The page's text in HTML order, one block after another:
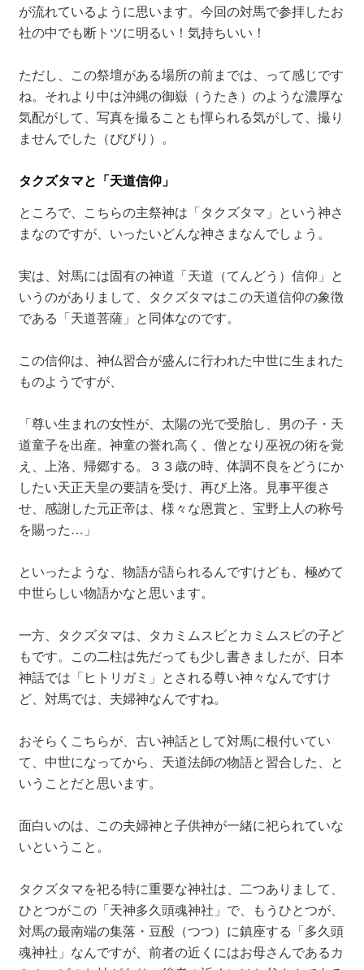
が流れているように思います。今回の対馬で参拝したお
社の中でも断トツに明るい！気持ちいい！
ただし、この祭壇がある場所の前までは、って感じです
ね。それより中は沖縄の御嶽（うたき）のような濃厚な
気配がして、写真を撮ることも憚られる気がして、撮り
ませんでした（びびり）。
タクズタマと「天道信仰」
ところで、こちらの主祭神は「タクズタマ」という神さ
まなのですが、いったいどんな神さまなんでしょう。
実は、対馬には固有の神道「天道（てんどう）信仰」と
いうのがありまして、タクズタマはこの天道信仰の象徴
である「天道菩薩」と同体なのです。
この信仰は、神仏習合が盛んに行われた中世に生まれた
ものようですが、
「尊い生まれの女性が、太陽の光で受胎し、男の子・天
道童子を出産。神童の誉れ高く、僧となり巫祝の術を覚
え、上洛、帰郷する。３３歳の時、体調不良をどうにか
したい天正天皇の要請を受け、再び上洛。見事平復さ
せ、感謝した元正帝は、様々な恩賞と、宝野上人の称号
を賜った…」
といったような、物語が語られるんですけども、極めて
中世らしい物語かなと思います。
一方、タクズタマは、タカミムスビとカミムスビの子ど
もです。この二柱は先だっても少し書きましたが、日本
神話では「ヒトリガミ」とされる尊い神々なんですけ
ど、対馬では、夫婦神なんですね。
おそらくこちらが、古い神話として対馬に根付いてい
て、中世になってから、天道法師の物語と習合した、と
いうことだと思います。
面白いのは、この夫婦神と子供神が一緒に祀られていな
いということ。
タクズタマを祀る特に重要な神社は、二つありまして、
ひとつがこの「天神多久頭魂神社」で、もうひとつが、
対馬の最南端の集落・豆酘（つつ）に鎮座する「多久頭
魂神社」なんですが、前者の近くにはお母さんであるカ